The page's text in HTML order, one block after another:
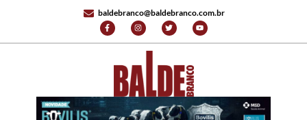
baldebranco@baldebranco.com.br